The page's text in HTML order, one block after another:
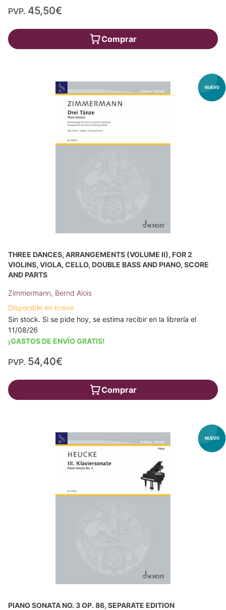
PVP. 45,50€
Comprar
THREE DANCES, ARRANGEMENTS (VOLUME II), FOR 2
VIOLINS, VIOLA, CELLO, DOUBLE BASS AND PIANO, SCORE
AND PARTS
Zimmermann, Bernd Alois
Disponible en breve
Sin stock. Si se pide hoy, se estima recibir en la librería el
11/08/26
¡GASTOS DE ENVÍO GRATIS!
PVP. 54,40€
Comprar
PIANO SONATA NO. 3 OP. 86, SEPARATE EDITION